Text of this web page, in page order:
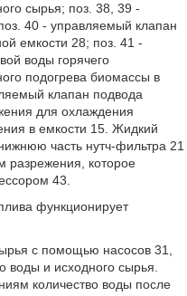
сырья; поз. 38, 39 -
40 - управляемый клапан
емкости 28; поз. 41 -
воды горячего
подогрева биомассы в
клапан подвода
для охлаждения
в емкости 15. Жидкий
часть нутч-фильтра 21
разрежения, которое
43.
функционирует
с помощью насосов 31,
воды и исходного сырья.
количество воды после